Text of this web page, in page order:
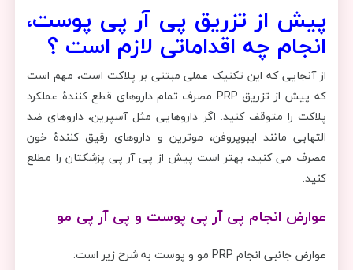
پیش از تزریق پی آر پی پوست،
انجام چه اقداماتی لازم است ؟
از آنجایی که این تکنیک عملی مبتنی بر پلاکت است، مهم است
که پیش از تزریق PRP مصرف تمام داروهای قطع کنندۀ عملکرد
پلاکت را متوقف کنید. اگر داروهایی مثل آسپرین، داروهای ضد
التهابی مانند ایبوپروفن، موترین و داروهای رقیق کنندۀ خون
مصرف می کنید، بهتر است پیش از پی آر پی پزشکتان را مطلع
کنید.
عوارض انجام پی آر پی پوست و پی آر پی مو
عوارض جانبی انجام PRP مو و پوست به شرح زیر است: